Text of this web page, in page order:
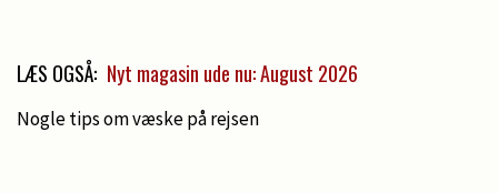
LÆS OGSÅ: Nyt magasin ude nu: August 2026
Nogle tips om væske på rejsen